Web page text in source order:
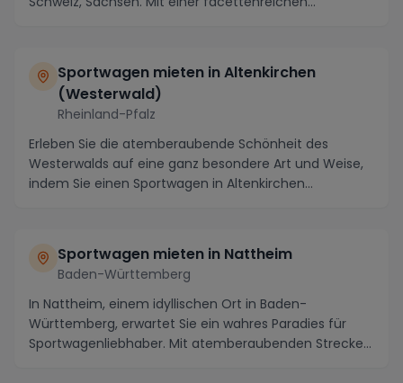
Sportwagen mieten in Altenkirchen
(Westerwald)
Rheinland-Pfalz
Erleben Sie die atemberaubende Schönheit des
Westerwalds auf eine ganz besondere Art und Weise,
indem Sie einen Sportwagen in Altenkirchen
Sportwagen mieten in Nattheim
Baden-Württemberg
In Nattheim, einem idyllischen Ort in Baden-
Württemberg, erwartet Sie ein wahres Paradies für
Sportwagenliebhaber. Mit atemberaubenden Strecken